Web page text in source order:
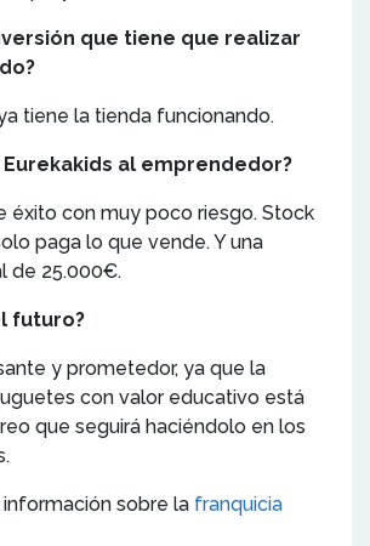
que tiene que realizar
tiene la tienda funcionando.
al emprendedor?
éxito con muy poco riesgo. Stock
paga lo que vende. Y una
de 25.000€.
futuro?
y prometedor, ya que la
con valor educativo está
que seguirá haciéndolo en los
sobre la franquicia